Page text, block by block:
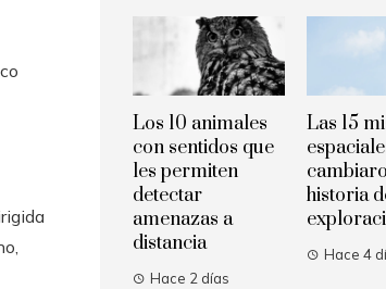
Los 10 animales
con sentidos que
les permiten
detectar
amenazas a
distancia
Hace 2 días
Las 15
historia
Hace 4